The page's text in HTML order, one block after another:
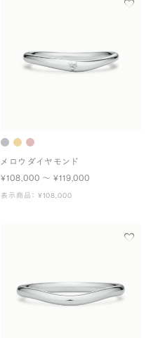
メロウ ダイヤモンド
¥108,000 〜 ¥119,000
表示商品： ¥108,000